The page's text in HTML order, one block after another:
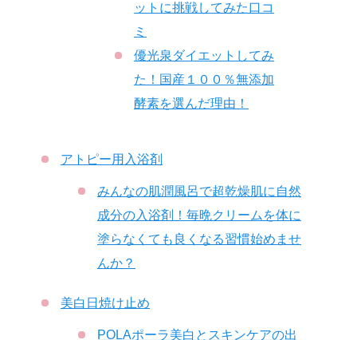
ットに挑戦してみた口コ
ミ
優光泉ダイエットしてみ
た！国産１００％無添加
酵素を選んだ理由！
アトピー用入浴剤
みんなの肌潤風呂で超乾燥肌に自然
成分の入浴剤！毎晩クリームを体に
塗らなくても良くなる習慣始めませ
んか？
美白日焼け止め
POLAポーラ美白とスキンケアの出